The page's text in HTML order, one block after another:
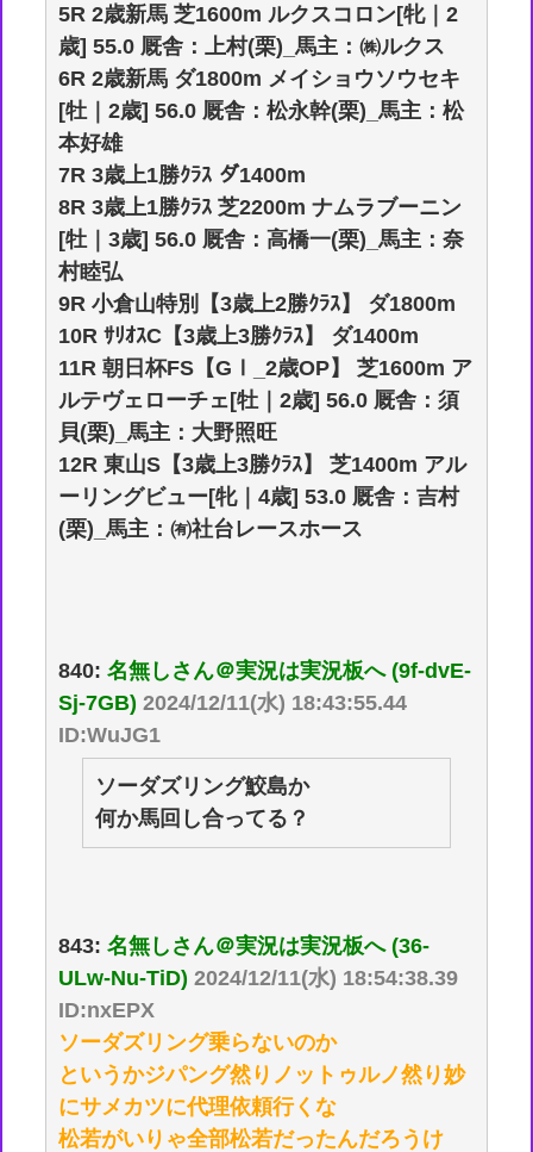
5R 2歳新馬 芝1600m ルクスコロン[牝｜2
歳] 55.0 厩舎：上村(栗)_馬主：㈱ルクス
6R 2歳新馬 ダ1800m メイショウソウセキ
[牡｜2歳] 56.0 厩舎：松永幹(栗)_馬主：松
本好雄
7R 3歳上1勝ｸﾗｽ ダ1400m
8R 3歳上1勝ｸﾗｽ 芝2200m ナムラブーニン
[牡｜3歳] 56.0 厩舎：高橋一(栗)_馬主：奈
村睦弘
9R 小倉山特別【3歳上2勝ｸﾗｽ】 ダ1800m
10R ｻﾘｵｽC【3歳上3勝ｸﾗｽ】 ダ1400m
11R 朝日杯FS【GⅠ_2歳OP】 芝1600m ア
ルテヴェローチェ[牡｜2歳] 56.0 厩舎：須
貝(栗)_馬主：大野照旺
12R 東山S【3歳上3勝ｸﾗｽ】 芝1400m アル
ーリングビュー[牝｜4歳] 53.0 厩舎：吉村
(栗)_馬主：㈲社台レースホース
840:名無しさん＠実況は実況板へ (9f-dvE-
Sj-7GB) 2024/12/11(水) 18:43:55.44
ID:WuJG1
ソーダズリング鮫島か
何か馬回し合ってる？
843:名無しさん＠実況は実況板へ (36-
ULw-Nu-TiD) 2024/12/11(水) 18:54:38.39
ID:nxEPX
ソーダズリング乗らないのか
というかジパング然りノットゥルノ然り妙
にサメカツに代理依頼行くな
松若がいりゃ全部松若だったんだろうけ